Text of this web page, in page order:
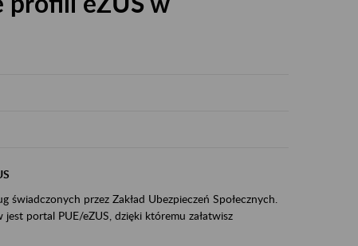
świadczonych przez Zakład Ubezpieczeń Społecznych.
portal PUE/eZUS, dzięki któremu załatwisz